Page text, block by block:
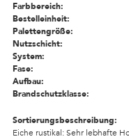
Farbbereich:
Bestelleinheit:
Palettengröße:
Nutzschicht:
System:
Fase:
Aufbau:
Brandschutzklasse:
Sortierungsbeschreibung:
Eiche rustikal: Sehr lebhafte